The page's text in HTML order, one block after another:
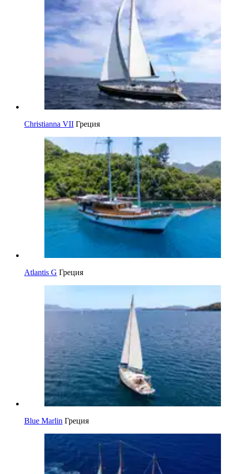
Christianna VII Греция
Atlantis G Греция
Blue Marlin Греция